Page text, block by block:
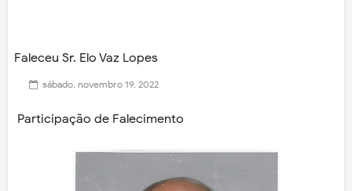
Faleceu Sr. Elo Vaz Lopes
sábado, novembro 19, 2022
Participação de Falecimento